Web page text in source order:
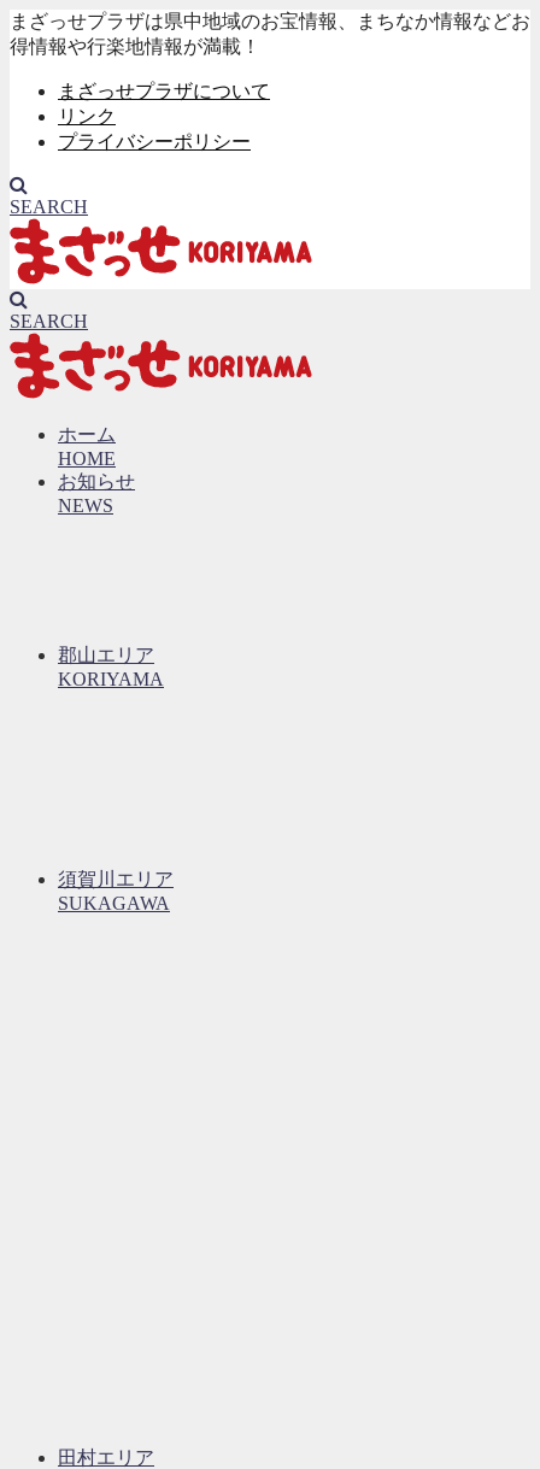
まざっせプラザは県中地域のお宝情報、まちなか情報などお
得情報や行楽地情報が満載！
まざっせプラザについて
リンク
プライバシーポリシー
SEARCH
SEARCH
ホーム
HOME
お知らせ
NEWS
郡山エリア
KORIYAMA
須賀川エリア
SUKAGAWA
田村エリア